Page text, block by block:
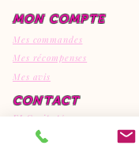
MON COMPTE
Mes commandes
Mes récompenses
Mes avis
CONTACT
EI Canipep's
29810 Ploumoguer
792308595